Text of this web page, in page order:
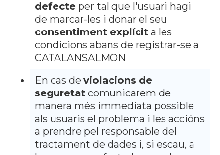
defecteper tal que l'usuari hagi
de marcar-les i donar el seu
consentiment explícita les
condicions abans de registrar-se a
CATALANSALMON
En cas de violacions de
seguretatcomunicarem de
manera més immediata possible
als usuaris el problema i les accións
a prendre pel responsable del
tractament de dades i, si escau, a